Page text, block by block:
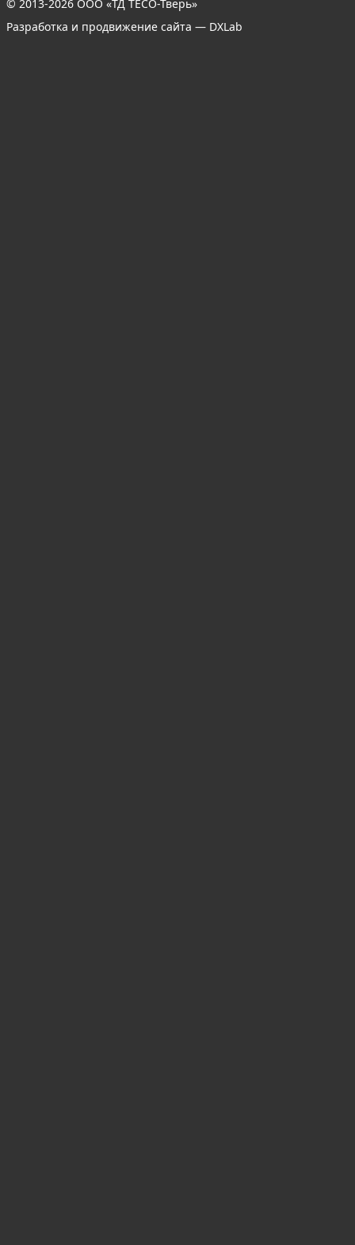
© 2013-2026 ООО «ТД ТЕСО-Тверь»
Разработка и продвижение сайта — DXLab